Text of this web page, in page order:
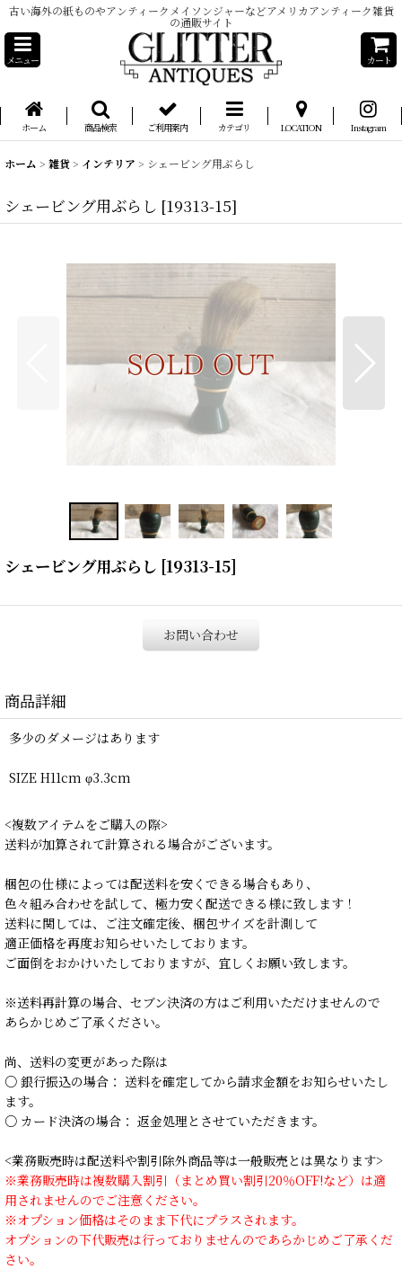
古い海外の紙ものやアンティークメイソンジャーなどアメリカアンティーク雑貨
の通販サイト
メニュー カート
ホーム 商品検索 ご利用案内 カテゴリ LOCATION Instagram
ホーム > 雑貨> インテリア > シェービング用ぶらし
シェービング用ぶらし [19313-15]
シェービング用ぶらし [19313-15]
お問い合わせ
商品詳細
多少のダメージはあります
SIZE H11cm φ3.3cm
<複数アイテムをご購入の際>
送料が加算されて計算される場合がございます。
梱包の仕様によっては配送料を安くできる場合もあり、
色々組み合わせを試して、極力安く配送できる様に致します！
送料に関しては、ご注文確定後、梱包サイズを計測して
適正価格を再度お知らせいたしております。
ご面倒をおかけいたしておりますが、宜しくお願い致します。
※送料再計算の場合、セブン決済の方はご利用いただけませんので
あらかじめご了承ください。
尚、送料の変更があった際は
○ 銀行振込の場合： 送料を確定してから請求金額をお知らせいたし
ます。
○ カード決済の場合： 返金処理とさせていただきます。
<業務販売時は配送料や割引除外商品等は一般販売とは異なります>
※業務販売時は複数購入割引（まとめ買い割引20％OFF!など）は適
用されませんのでご注意ください。
※オプション価格はそのまま下代にプラスされます。
オプションの下代販売は行っておりませんのであらかじめご了承くだ
さい。